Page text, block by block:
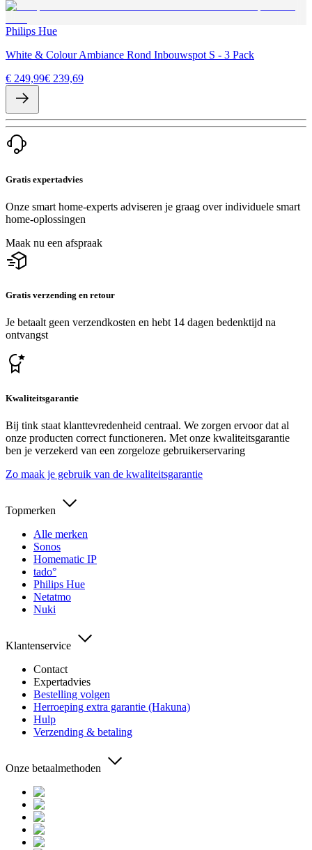
Philips Hue
White & Colour Ambiance Rond Inbouwspot S - 3 Pack
€ 249,99€ 239,69
Gratis expertadvies
Onze smart home-experts adviseren je graag over individuele smart
home-oplossingen
Maak nu een afspraak
Gratis verzending en retour
Je betaalt geen verzendkosten en hebt 14 dagen bedenktijd na
ontvangst
Kwaliteitsgarantie
Bij tink staat klanttevredenheid centraal. We zorgen ervoor dat al
onze producten correct functioneren. Met onze kwaliteitsgarantie
ben je verzekerd van een zorgeloze gebruikerservaring
Zo maak je gebruik van de kwaliteitsgarantie
Topmerken
Alle merken
Sonos
Homematic IP
tado°
Philips Hue
Netatmo
Nuki
Klantenservice
Contact
Expertadvies
Bestelling volgen
Herroeping extra garantie (Hakuna)
Hulp
Verzending & betaling
Onze betaalmethoden